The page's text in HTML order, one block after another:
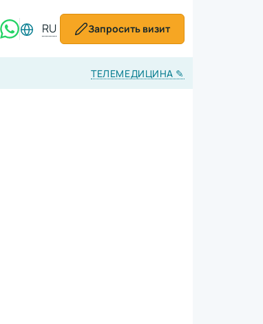
RU Запросить визит
ТЕЛЕМЕДИЦИНА ✎